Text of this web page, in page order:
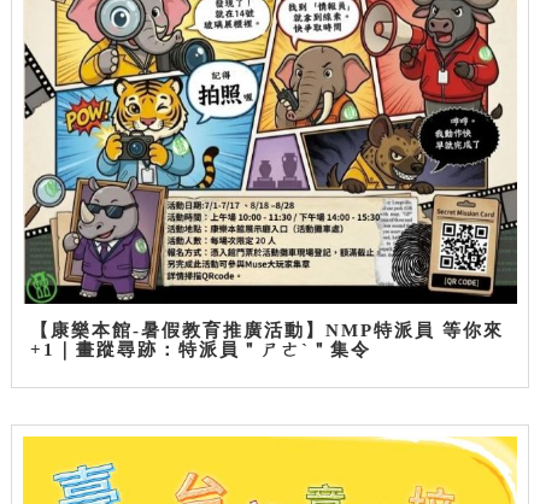
【康樂本館-暑假教育推廣活動】NMP特派員 等你來
+1｜畫蹤尋跡：特派員＂ㄕㄜˋ＂集令